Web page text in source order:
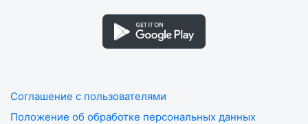
Соглашение с пользователями
Положение об обработке персональных данных